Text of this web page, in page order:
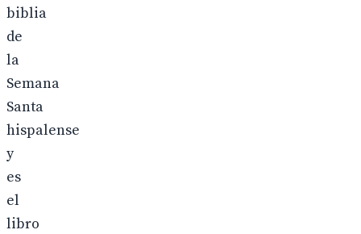
biblia
de
la
Semana
Santa
hispalense
y
es
el
libro